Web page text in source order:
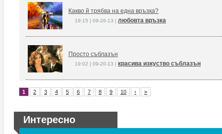
Какво й трябва на една връзка?
19:15 | 09-26-13 | любовта връзка
Просто съблазън
19:02 | 09-20-13 | красива изкуство съблазън
1 2 3 4 5 6 7 8 9 10 › »
Интересно